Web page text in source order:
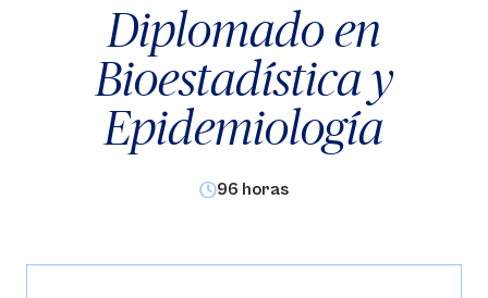
Diplomado en
Bioestadística y
Epidemiología
96 horas